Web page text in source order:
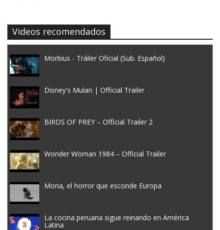
Videos recomendados
Morbius - Tráiler Oficial (Sub. Español)
Disney's Mulan | Official Trailer
BIRDS OF PREY – Official Trailer 2
Wonder Woman 1984 – Official Trailer
Moria, el horror que esconde Europa
La cocina peruana sigue reinando en América
Latina